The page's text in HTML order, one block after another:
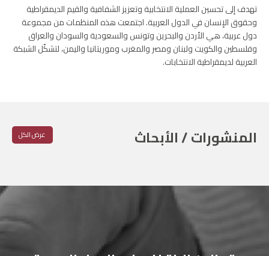
تهدف إلى تحسين العملية الانتخابية وتعزيز الشفافية والقيم الديمقراطية
وحقوق الإنسان في الدول العربية. اجتمعت هذه المنظمات من مجموعة
دول عربية، هي الأردن والبحرين وتونس والسعودية والسودان والعراق
وفلسطين والكويت ولبنان ومصر والمغرب وموريتانيا واليمن، لتشكّل الشبكة
العربية لديمقراطية الانتخابات.
المنشورات / الأبحاث عرض الكل